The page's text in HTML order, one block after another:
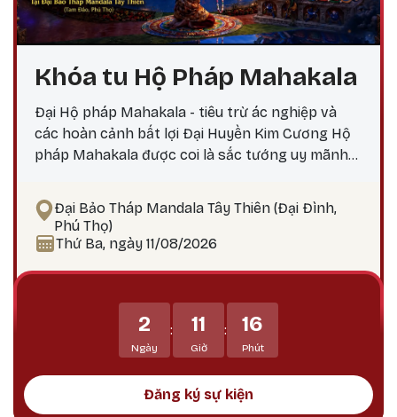
Khóa tu Hộ Pháp Mahakala
Đại Hộ pháp Mahakala - tiêu trừ ác nghiệp và
các hoàn cảnh bất lợi Đại Huyền Kim Cương Hộ
pháp Mahakala được coi là sắc tướng uy mãnh
lực, trí tuệ và các công hạnh bi mẫn uy mãnh của
chư Phật. Mahakala là Hộ pháp hàng đầu, uy
mãnh và tràn đầy thần lực, tiêu trừ ác nghiệp,
thoái, tiêu trừ các thế lực gây chướng ngại đối
với Phật pháp và, dẫn dắt các hành giả và bảo vệ
họ tránh khỏi tất cả các vô minh và mê lầm.
Đại Bảo Tháp Mandala Tây Thiên (Đại Đình,
Phú Thọ)
Thứ Ba, ngày 11/08/2026
2
Ngày
: 11
Giờ
: 16
Phút
Đăng ký sự kiện